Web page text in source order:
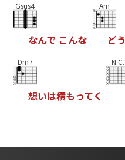
Gsus4
なんで こんな
Am
どう
Dm7
想いは積もってく
N.C.